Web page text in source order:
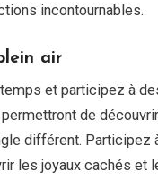
incontournables.
air
et participez à
de
différent. Participez
les joyaux cachés et